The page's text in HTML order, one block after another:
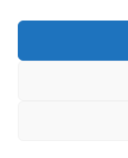
31, 19-500